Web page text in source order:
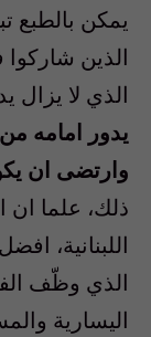
يمكن بالطبع
الذين
الذي لا يزال
يدور امامه
وارتضى ان
ذلك، علما
اللبنانية،
الذي وظّف
اليسارية